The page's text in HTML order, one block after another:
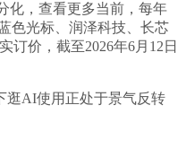
化，查看更多当前，每年
色光标、润泽科技、长芯
订价，截至2026年6月12日
逛AI使用正处于景气反转